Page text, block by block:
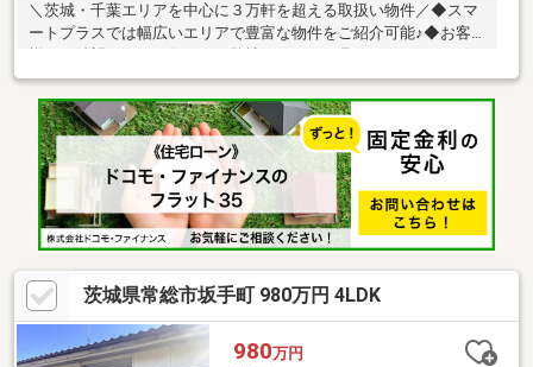
＼茨城・千葉エリアを中心に３万軒を超える取扱い物件／◆スマ
ートプラスでは幅広いエリアで豊富な物件をご紹介可能♪◆お客
宅ローンならお任せください！最適な金融機関をご紹介いたしま
す♪／◆借入がある・転職したて・過去に金融事故があった・他
社様でダメだった・・・◆スマートプラスにぜひ一度ご相談くだ
さい！通過実績多数ございます♪＼お客様のご都合に合わせてご見
学可能！送り迎えもご相談ください♪／◆当日はもちろん、お仕
事終わりの夜間やスキマ時間など短時間でもご案内可能♪◆ご自
宅や最寄り駅などへのご送迎もお任せください！
茨城県常総市坂手町 980万円 4LDK
980万円